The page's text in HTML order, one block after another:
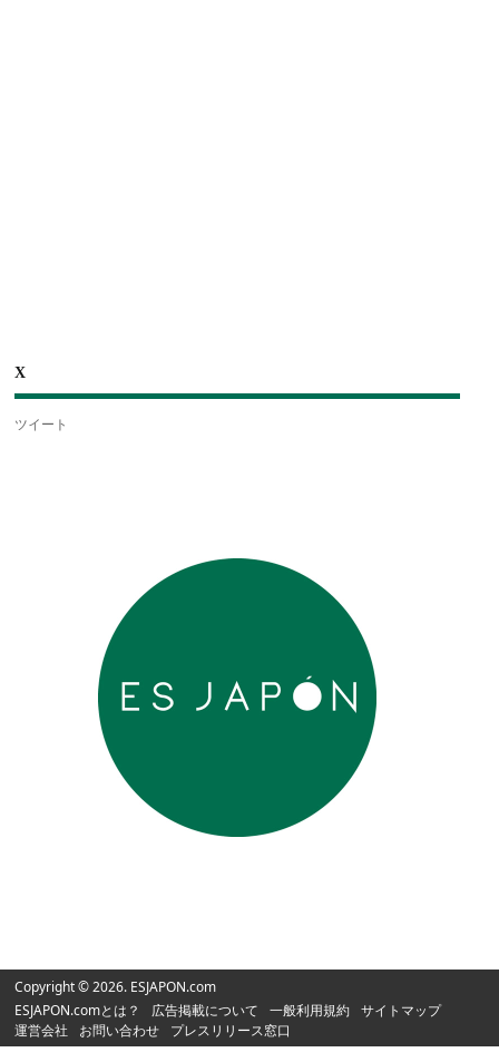
X
ツイート
Copyright © 2026. ESJAPON.com
ESJAPON.comとは？
広告掲載について 一般利用規約
サイトマップ
運営会社
お問い合わせ プレスリリース窓口